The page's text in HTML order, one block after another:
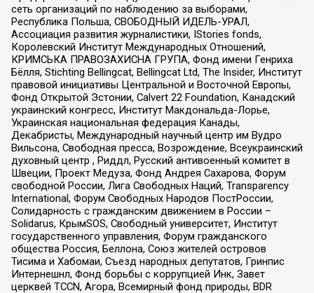
сеть организаций по наблюдению за выборами,
Республика Польша, СВОБОДНЫЙ ИДЕЛЬ-УРАЛ,
Ассоциация развития журналистики, IStories fonds,
Королевский Институт Международных Отношений,
КРИМСЬКА ПРАВОЗАХИСНА ГРУПА, Фонд имени Генриха
Бёлля, Stichting Bellingcat, Bellingcat Ltd, The Insider, Институт
правовой инициативы Центральной и Восточной Европы,
Фонд Открытой Эстонии, Calvert 22 Foundation, Канадский
украинский конгресс, Институт Макдональда-Лорье,
Украинская национальная федерация Канады,
Декабристы, Международный научный центр им Вудро
Вильсона, Свободная пресса, Возрождение, Всеукраинский
духовный центр , Риддл, Русский антивоенный комитет в
Швеции, Проект Медуза, Фонд Андрея Сахарова, Форум
свободной России, Лига Свободных Наций, Transparеncy
International, Форум Свободных Народов ПостРоссии,
Солидарность с гражданским движением в России –
Solidarus, КрымSOS, Свободный университет, Институт
государственного управления, Форум гражданского
общества Россия, Беллона, Союз жителей островов
Тисима и Хабомаи, Съезд народных депутатов, Гринпис
Интернешнл, Фонд борьбы с коррупцией Инк, Завет
церквей TCCN, Агора, Всемирный фонд природы, BDR